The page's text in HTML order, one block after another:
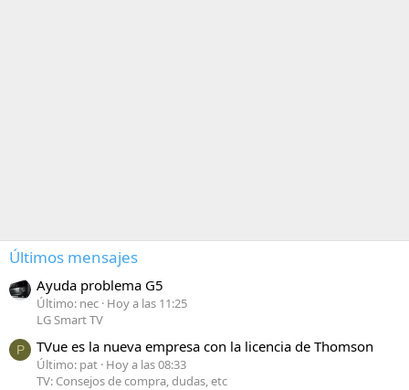
Últimos mensajes
Ayuda problema G5
Último: nec Hoy a las 11:25
LG Smart TV
P TVue es la nueva empresa con la licencia de Thomson
Último: pat Hoy a las 08:33
TV: Consejos de compra, dudas, etc